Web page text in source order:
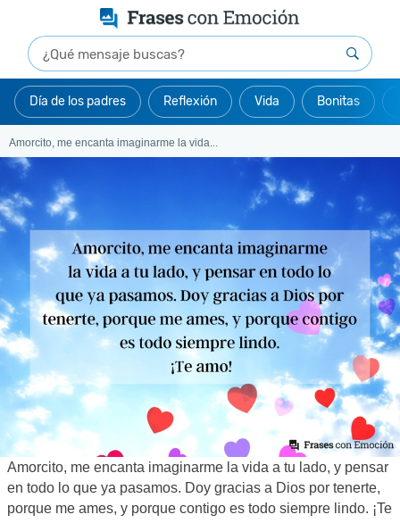
Día de los padres Reflexión Vida Bonitas
Amorcito, me encanta imaginarme la vida...
Amorcito, me encanta imaginarme la vida a tu lado, y pensar
en todo lo que ya pasamos. Doy gracias a Dios por tenerte,
porque me ames, y porque contigo es todo siempre lindo. ¡Te